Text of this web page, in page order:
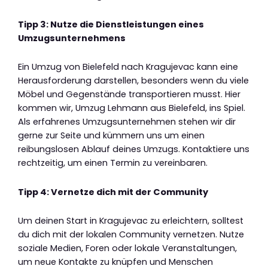
Tipp 3: Nutze die Dienstleistungen eines
Umzugsunternehmens
Ein Umzug von Bielefeld nach Kragujevac kann eine
Herausforderung darstellen, besonders wenn du viele
Möbel und Gegenstände transportieren musst. Hier
kommen wir, Umzug Lehmann aus Bielefeld, ins Spiel.
Als erfahrenes Umzugsunternehmen stehen wir dir
gerne zur Seite und kümmern uns um einen
reibungslosen Ablauf deines Umzugs. Kontaktiere uns
rechtzeitig, um einen Termin zu vereinbaren.
Tipp 4: Vernetze dich mit der Community
Um deinen Start in Kragujevac zu erleichtern, solltest
du dich mit der lokalen Community vernetzen. Nutze
soziale Medien, Foren oder lokale Veranstaltungen,
um neue Kontakte zu knüpfen und Menschen